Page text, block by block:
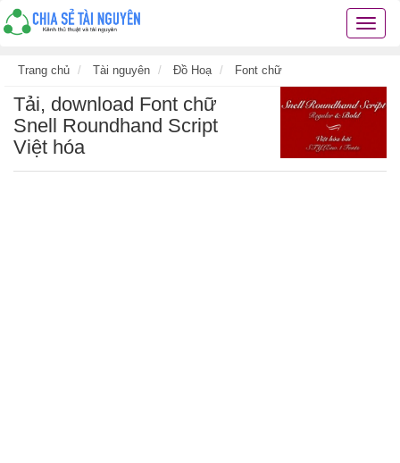
Chia
kiến
sống
các
Trang chủ Tài nguyên Đồ Hoạ Font chữ
Tải, download Font chữ
Snell Roundhand Script
Việt hóa